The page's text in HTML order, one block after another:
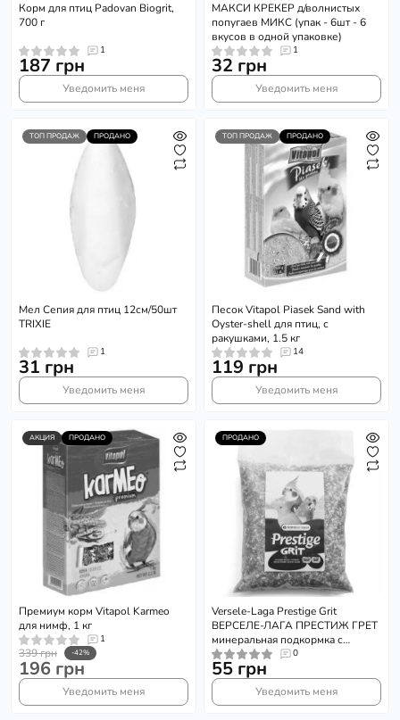
Корм для птиц Padovan Biogrit,
700 г
1
187 грн
Уведомить меня
МАКСИ КРЕКЕР д/волнистых
попугаев МИКС (упак - 6шт - 6
вкусов в одной упаковке)
1
32 грн
Уведомить меня
ТОП ПРОДАЖ ПРОДАНО
Мел Сепия для птиц 12см/50шт
TRIXIE
1
31 грн
Уведомить меня
ТОП ПРОДАЖ ПРОДАНО
Песок Vitapol Piasek Sand with
Oyster-shell для птиц, с
ракушками, 1.5 кг
14
119 грн
Уведомить меня
АКЦИЯ ПРОДАНО
Премиум корм Vitapol Karmeo
для нимф, 1 кг
1
339 грн -42%
196 грн
Уведомить меня
ПРОДАНО
Versele-Laga Prestige Grit
ВЕРСЕЛЕ-ЛАГА ПРЕСТИЖ ГРЕТ
минеральная подкормка с
кораллами для декоративных
птиц 0.3 кг.
0
55 грн
Уведомить меня